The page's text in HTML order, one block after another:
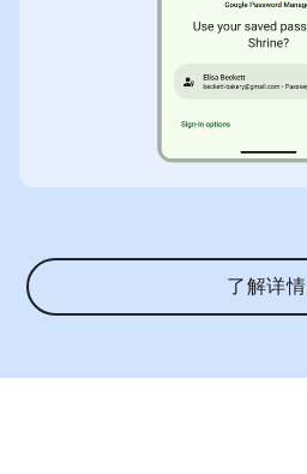
了解详情